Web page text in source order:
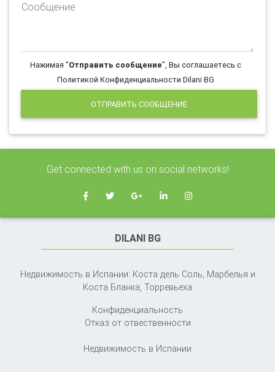
Сообщение
Нажимая "Отправить сообщение", Вы соглашаетесь с
Политикой Конфиденциальности Dilani BG
ОТПРАВИТЬ СООБЩЕНИЕ
Get connected with us on social networks!
DILANI BG
Недвижимость в Испании: Коста дель Соль, Марбелья и
Коста Бланка, Торревьеха
Конфиденциальность
Отказ от отвественности
Недвижимость в Испании